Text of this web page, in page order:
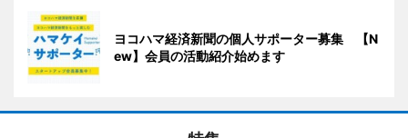
ヨコハマ経済新聞の個人サポーター募集 【N
ew】会員の活動紹介始めます